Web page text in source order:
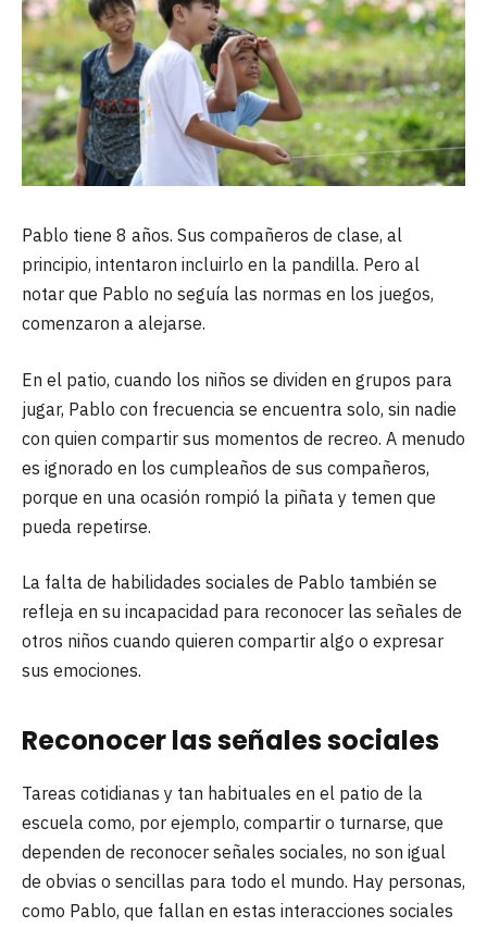
Pablo tiene 8 años. Sus compañeros de clase, al
principio, intentaron incluirlo en la pandilla. Pero al
notar que Pablo no seguía las normas en los juegos,
comenzaron a alejarse.
En el patio, cuando los niños se dividen en grupos para
jugar, Pablo con frecuencia se encuentra solo, sin nadie
con quien compartir sus momentos de recreo. A menudo
es ignorado en los cumpleaños de sus compañeros,
porque en una ocasión rompió la piñata y temen que
pueda repetirse.
La falta de habilidades sociales de Pablo también se
refleja en su incapacidad para reconocer las señales de
otros niños cuando quieren compartir algo o expresar
sus emociones.
Reconocer las señales sociales
Tareas cotidianas y tan habituales en el patio de la
escuela como, por ejemplo, compartir o turnarse, que
dependen de reconocer señales sociales, no son igual
de obvias o sencillas para todo el mundo. Hay personas,
como Pablo, que fallan en estas interacciones sociales